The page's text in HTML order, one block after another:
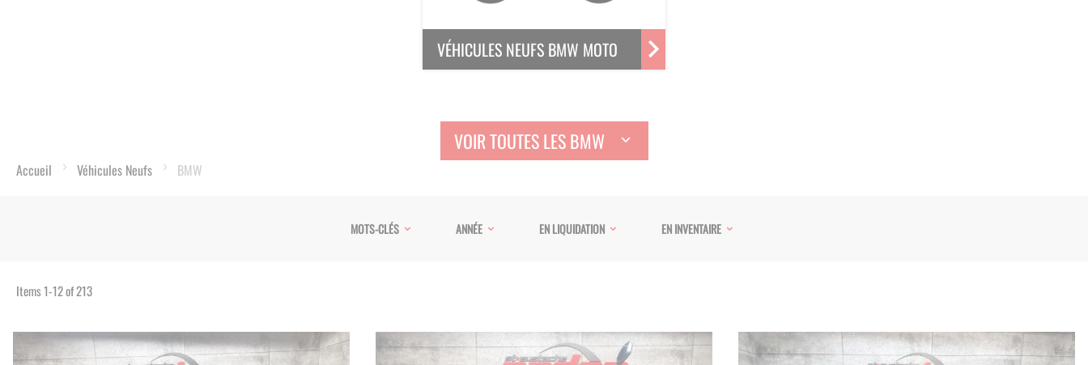
VÉHICULES NEUFS BMW MOTO
VOIR TOUTES LES BMW
Accueil Véhicules Neufs BMW
MOTS-CLÉS ANNÉE EN LIQUIDATION EN INVENTAIRE
Items1-12of213